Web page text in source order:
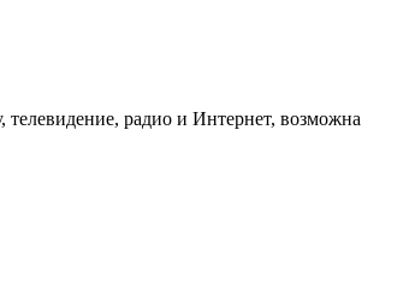
радио и Интернет, возможна